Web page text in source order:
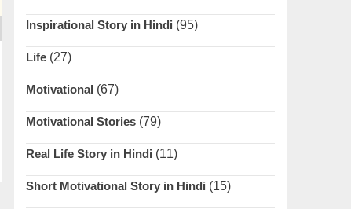
Inspirational Story in Hindi (95)
Life (27)
Motivational (67)
Motivational Stories (79)
Real Life Story in Hindi (11)
Short Motivational Story in Hindi (15)